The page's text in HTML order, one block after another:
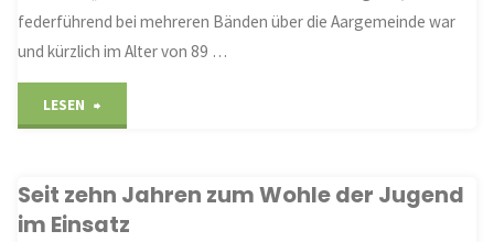
federführend bei mehreren Bänden über die Aargemeinde war
und kürzlich im Alter von 89 …
LESEN
Heimathistoriker"
Seit zehn Jahren zum Wohle der Jugend
im Einsatz